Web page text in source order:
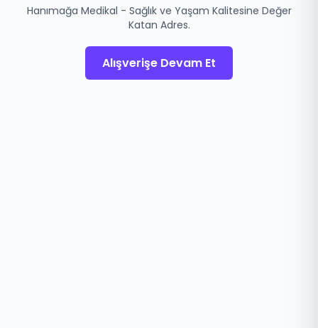
Hanımağa Medikal - Sağlık ve Yaşam Kalitesine Değer
Katan Adres.
Alışverişe Devam Et